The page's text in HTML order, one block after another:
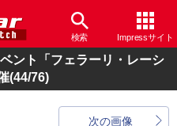
検索 Impressサイト
ント「フェラーリ・レーシ
(44/76)
次の画像